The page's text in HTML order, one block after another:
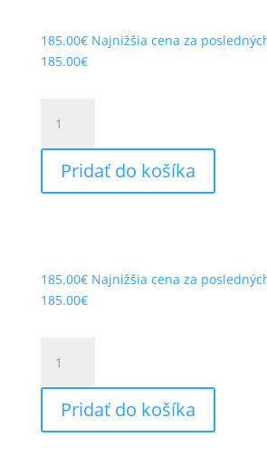
185.00€ Najnižšia cena za
185.00€
RST
VENTILATOR
PRO
Pridať do košíka
185.00€ Najnižšia cena za
185.00€
RST
VENTILATOR
PRO
Pridať do košíka